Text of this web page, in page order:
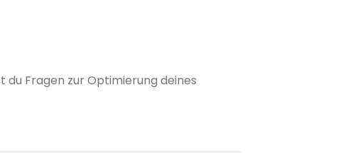
du Fragen zur Optimierung deines